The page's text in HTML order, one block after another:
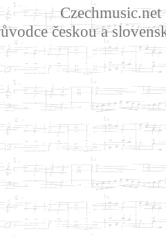
Czechmusic.net
českou a